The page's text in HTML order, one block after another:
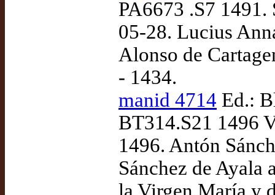
PA6673 .S7
05-28. Lucius
Alonso de
- 1434.
manid 4714 Ed.:
BT314.S21 1496
1496. Antón
Sánchez de Ayala